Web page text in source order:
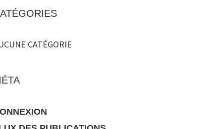
CATÉGORIE